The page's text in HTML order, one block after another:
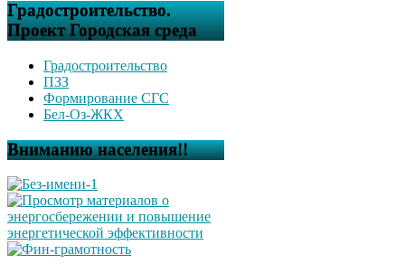
Градостроительство.
Проект Городская среда
Градостроительство
ПЗЗ
Формирование СГС
Бел-Оз-ЖКХ
Вниманию населения!!